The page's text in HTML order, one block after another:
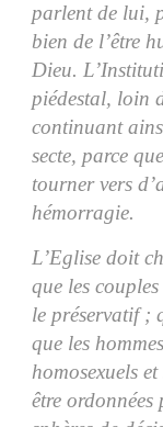
parlent de lui,
bien de l’être
Dieu.
piédestal, loin
continuant
secte, parce
tourner vers
hémorragie.
L’Eglise doit
que les
le préservatif ;
que les
homosexuels
être ordonnées